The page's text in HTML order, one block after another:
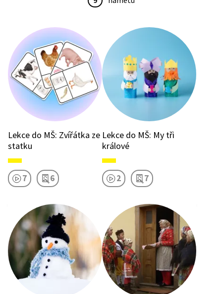
Lekce do MŠ: Zvířátka ze
statku
7 6
Lekce do MŠ: My tři
králové
2 7